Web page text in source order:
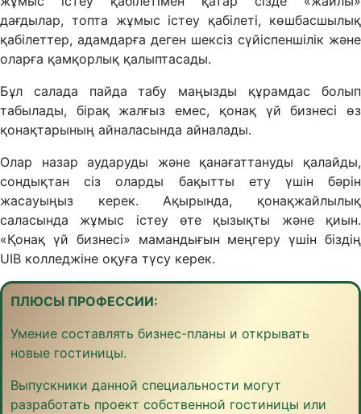
дағдылар, топта жұмыс істеу қабілеті, көшбасшылық
қабілеттер, адамдарға деген шексіз сүйіспеншілік және
оларға қамқорлық қалыптасады.
Бұл салада пайда табу маңызды құрамдас болып
табылады, бірақ жалғыз емес, қонақ үй бизнесі өз
қонақтарының айналасында айналады.
Олар назар аударуды және қанағаттануды қалайды,
сондықтан сіз оларды бақытты ету үшін бәрін
жасауыңыз керек. Ақырында, қонақжайлылық
саласында жұмыс істеу өте қызықты және қиын.
«Қонақ үй бизнесі» мамандығын меңгеру үшін біздің
UIB колледжіне оқуға түсу керек.
ПЛЮСЫ ПРОФЕССИИ:
Умение составлять бизнес-планы и открывать
новые гостиницы.
Выпускники данной специальности могут
разработать проект собственной гостиницы или